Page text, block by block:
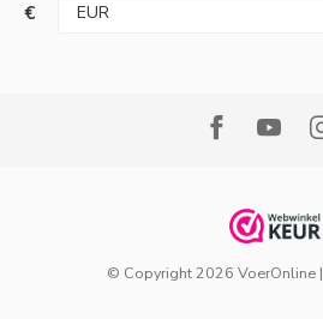
€
© Copyright 2026 VoerOnline|